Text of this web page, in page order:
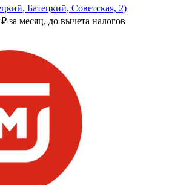
Батецкий, Советская, 2)
₽ за месяц, до вычета налогов